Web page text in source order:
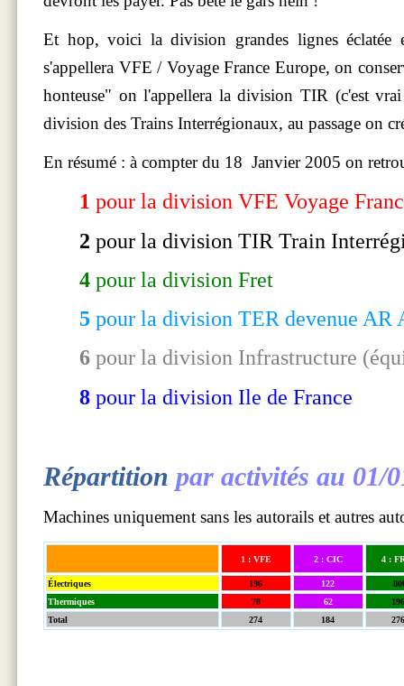
Et hop, voici la division grandes lignes
s'appellera VFE / Voyage France Europe, on
honteuse" on l'appellera la division TIR (c'est
division des Trains Interrégionaux, au passage on
En résumé : à compter du 18 Janvier 2005 on
1 pour la division VFE Voyage
2 pour la division TIR Train
4 pour la division Fret
5 pour la division TER devenue AR
6 pour la division Infrastructure
8 pour la division Ile de France
Répartition par activités au
Machines uniquement sans les autorails et autres
1 : VFE 2 : CIC 4 :
Électriques 196 122
Thermiques
78 62
Total
274 184